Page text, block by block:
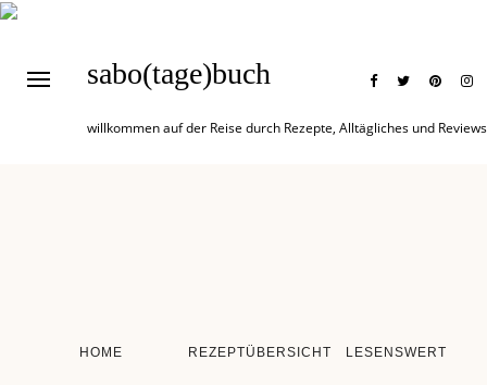
sabo(tage)buch
willkommen auf der Reise durch Rezepte, Alltägliches und Reviews
HOME REZEPTÜBERSICHT LESENSWERT